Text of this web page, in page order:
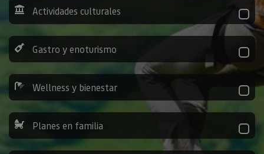
Actividades culturales
Gastro y enoturismo
Wellness y bienestar
Planes en familia